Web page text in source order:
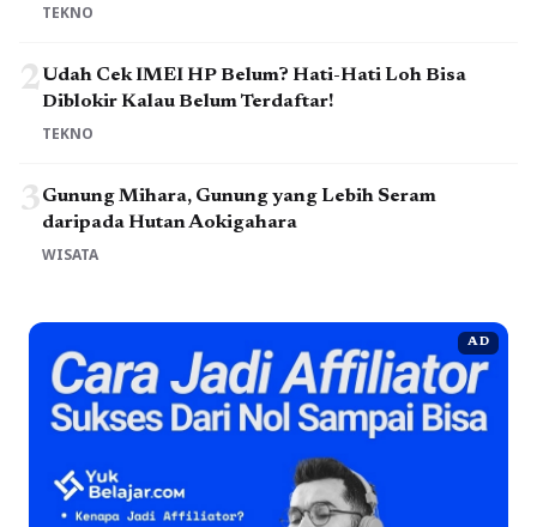
TEKNO
2Udah Cek IMEI HP Belum? Hati-Hati Loh Bisa
Diblokir Kalau Belum Terdaftar!
TEKNO
3Gunung Mihara, Gunung yang Lebih Seram
daripada Hutan Aokigahara
WISATA
AD